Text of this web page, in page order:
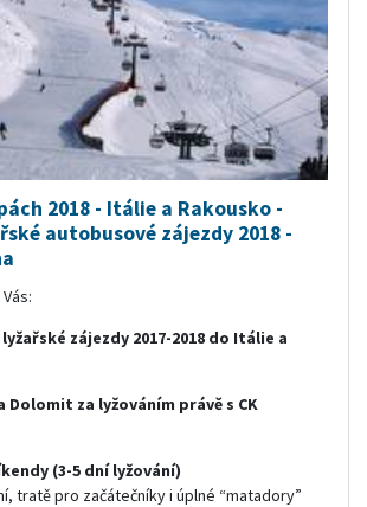
Budapešť,Harkány,Zalakaros
Hajduszoboszlo ,Sárvár,Bukfurdo,
a další.
cena v Kč:od 530 Kč/os./noc
2018 - Itálie a Rakousko -
autobusové zájezdy 2018 -
lyžařské zájezdy 2017-2018 do Itálie a
Dolomit za lyžováním právě s CK
(3-5 dní lyžování)
tratě pro začátečníky i úplné “matadory”